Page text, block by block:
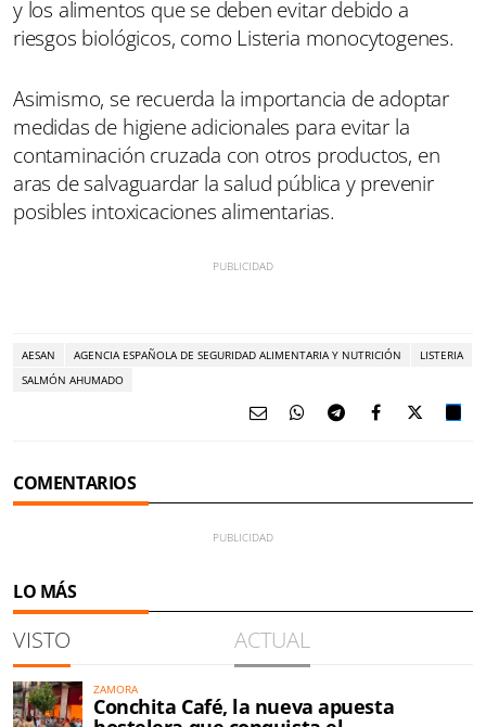
y los alimentos que se deben evitar debido a
riesgos biológicos, como Listeria monocytogenes.
Asimismo, se recuerda la importancia de adoptar
medidas de higiene adicionales para evitar la
contaminación cruzada con otros productos, en
aras de salvaguardar la salud pública y prevenir
posibles intoxicaciones alimentarias.
AESAN AGENCIA ESPAÑOLA DE SEGURIDAD ALIMENTARIA Y NUTRICIÓN
LISTERIA
SALMÓN AHUMADO
COMENTARIOS
LO MÁS
VISTO ACTUAL
ZAMORA
Conchita Café, la nueva apuesta